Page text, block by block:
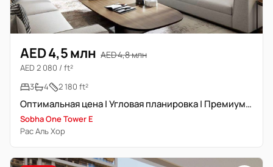
AED 4,5 млн AED 4,8 млн
AED 2 080 / ft²
3
4 2 180 ft²
Оптимальная цена | Угловая планировка | Премиум | Просторная планировка
Sobha One Tower E
Рас Аль Хор